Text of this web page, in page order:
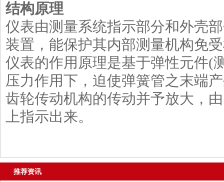
结构原理
仪表由测量系统指示部分和外壳
装置，能保护其内部测量机构免
仪表的作用原理是基于弹性元件(
压力作用下，迫使弹簧管之末端
齿轮传动机构的传动并予放大，
上指示出来。
推荐资讯